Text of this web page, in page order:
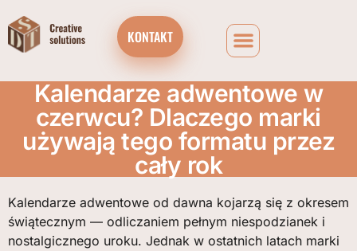
KONTAKT
Kalendarze adwentowe w
czerwcu? Dlaczego marki
używają tego formatu przez
cały rok
Kalendarze adwentowe od dawna kojarzą się z okresem
świątecznym — odliczaniem pełnym niespodzianek i
nostalgicznego uroku. Jednak w ostatnich latach marki